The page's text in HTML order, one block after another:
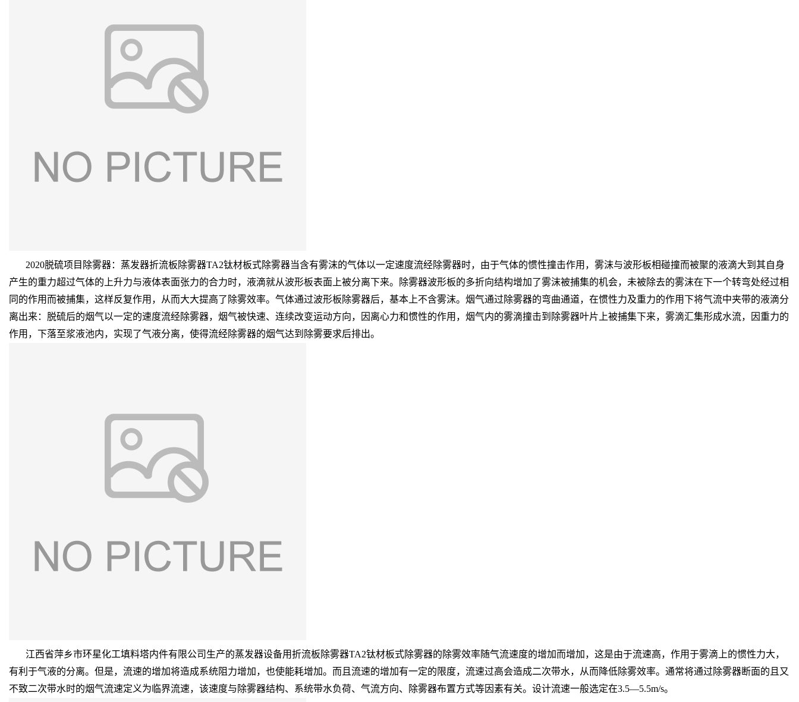
2020脱硫项目除雾器：蒸发器折流板除雾器TA2钛材板式除雾器当含有雾沫的气体以一定速度流经除雾器时，由于气体的惯性撞击作用，雾沫与波形板相碰撞而被聚的液滴大到其自身
产生的重力超过气体的上升力与液体表面张力的合力时，液滴就从波形板表面上被分离下来。除雾器波形板的多折向结构增加了雾沫被捕集的机会，未被除去的雾沫在下一个转弯处经过相
同的作用而被捕集，这样反复作用，从而大大提高了除雾效率。气体通过波形板除雾器后，基本上不含雾沫。烟气通过除雾器的弯曲通道，在惯性力及重力的作用下将气流中夹带的液滴分
离出来：脱硫后的烟气以一定的速度流经除雾器，烟气被快速、连续改变运动方向，因离心力和惯性的作用，烟气内的雾滴撞击到除雾器叶片上被捕集下来，雾滴汇集形成水流，因重力的
作用，下落至浆液池内，实现了气液分离，使得流经除雾器的烟气达到除雾要求后排出。
江西省萍乡市环星化工填料塔内件有限公司生产的蒸发器设备用折流板除雾器TA2钛材板式除雾器的除雾效率随气流速度的增加而增加，这是由于流速高，作用于雾滴上的惯性力大，
有利于气液的分离。但是，流速的增加将造成系统阻力增加，也使能耗增加。而且流速的增加有一定的限度，流速过高会造成二次带水，从而降低除雾效率。通常将通过除雾器断面的且又
不致二次带水时的烟气流速定义为临界流速，该速度与除雾器结构、系统带水负荷、气流方向、除雾器布置方式等因素有关。设计流速一般选定在3.5—5.5m/s。